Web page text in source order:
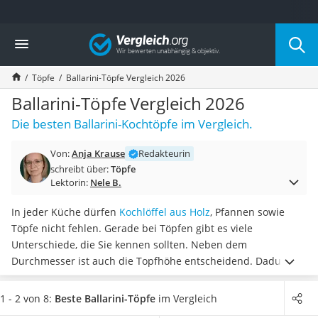
Die beliebtesten Vergleiche nach Kategorie
Haushalt
Wassersprudler
Zentralstaubsauger
Brotbackautomat
Wischroboter
Wäschespinne
Spülmaschinentabs
Akku-Staubsauger
AEG-Waschmaschine
Saug-Wisch-Roboter
Handstaubsauger
Milchaufschäumer
Kondenstrockner
Reiskocher
Vergleich
Töpfe Ballarini-Töpfe Vergleich 2026
Ballarini-Töpfe Vergleich 2026
Die besten Ballarini-Kochtöpfe im Vergleich.
Von:Anja Krause
Redakteurin
schreibt über:Töpfe
Lektorin: Nele B.
In jeder Küche dürfen Kochlöffel aus Holz, Pfannen sowie
Töpfe nicht fehlen. Gerade bei Töpfen gibt es viele
Unterschiede, die Sie kennen sollten. Neben dem
Durchmesser ist auch die Topfhöhe entscheidend. Dadurch
können Sie feststellen,welche Lebensmittel Sie in den
Töpfen zubereitenkönnen. Natürlich ist auch die Qualität
1 - 2 von 8: Beste Ballarini-Töpfe im Vergleich